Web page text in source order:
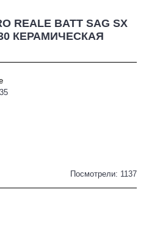
REALE BATT SAG SX
КЕРАМИЧЕСКАЯ
Посмотрели: 1137